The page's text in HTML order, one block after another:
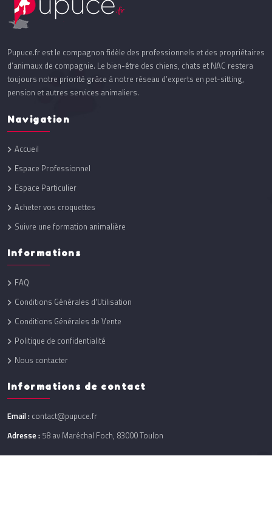
Pupuce.fr est le compagnon fidèle des professionnels et des propriétaires
d’animaux de compagnie. Le bien-être des chiens, chats et NAC restera
toujours notre priorité grâce à notre réseau d’experts en pet-sitting,
pension et autres services animaliers.
Navigation
Accueil
Espace Professionnel
Espace Particulier
Acheter vos croquettes
Suivre une formation animalière
Informations
FAQ
Conditions Générales d'Utilisation
Conditions Générales de Vente
Politique de confidentialité
Nous contacter
Informations de contact
Email : contact@pupuce.fr
Adresse : 58 av Maréchal Foch, 83000 Toulon